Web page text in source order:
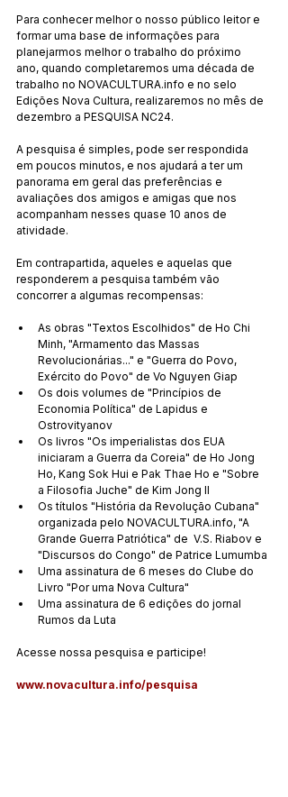
Para conhecer melhor o nosso público leitor e
formar uma base de informações para
planejarmos melhor o trabalho do próximo
ano, quando completaremos uma década de
trabalho no NOVACULTURA.info e no selo
Edições Nova Cultura, realizaremos no mês de
dezembro a PESQUISA NC24.
​A pesquisa é simples, pode ser respondida
em poucos minutos, e nos ajudará a ter um
panorama em geral das preferências e
avaliações dos amigos e amigas que nos
acompanham nesses quase 10 anos de
atividade.
Em contrapartida, aqueles e aquelas que
responderem a pesquisa também vão
concorrer a algumas recompensas:
As obras "Textos Escolhidos" de Ho Chi
Minh, "Armamento das Massas
Revolucionárias..." e "Guerra do Povo,
Exército do Povo" de Vo Nguyen Giap
Os dois volumes de "Princípios de
Economia Política" de Lapidus e
Ostrovityanov
Os livros "Os imperialistas dos EUA
iniciaram a Guerra da Coreia" de Ho Jong
Ho, Kang Sok Hui e Pak Thae Ho e "Sobre
a Filosofia Juche" de Kim Jong Il
Os títulos "História da Revolução Cubana"
organizada pelo NOVACULTURA.info, "A
Grande Guerra Patriótica" de  V.S. Riabov e
"Discursos do Congo" de Patrice Lumumba
Uma assinatura de 6 meses do Clube do
Livro "Por uma Nova Cultura"
Uma assinatura de 6 edições do jornal
Rumos da Luta
Acesse nossa pesquisa e participe!
www.novacultura.info/pesquisa